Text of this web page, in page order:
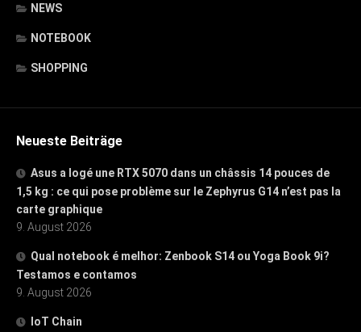
NEWS
NOTEBOOK
SHOPPING
Neueste Beiträge
Asus a logé une RTX 5070 dans un châssis 14 pouces de
1,5 kg : ce qui pose problème sur le Zephyrus G14 n’est pas la
carte graphique
9. August 2026
Qual notebook é melhor: Zenbook S14 ou Yoga Book 9i?
Testamos e contamos
9. August 2026
IoT Chain